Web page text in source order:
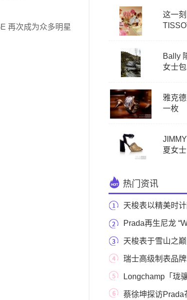
再次成为众多明星
这一
Bally
女士包
雅克
一枚
夏女
热门资讯
天梭表以精美时
联篮球世界杯
Prada再生尼龙
《国家地理》系列
天梭表于雪山之
智系列腕表
瑞士高级制表品
表博物馆 首
Longchamp「珑
盛大开业
蔡徐坤探访Prada